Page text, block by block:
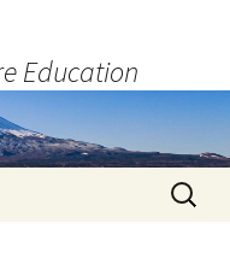
Education
検
索: